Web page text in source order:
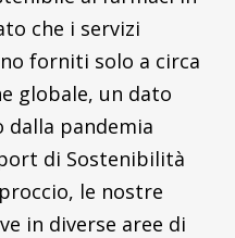
che i servizi
forniti solo a circa
globale, un dato
pandemia
di Sostenibilità
le nostre
in diverse aree di